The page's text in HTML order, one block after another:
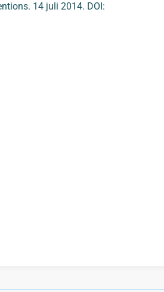
14 juli 2014. DOI: